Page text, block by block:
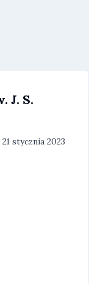
J. S.
21 stycznia 2023